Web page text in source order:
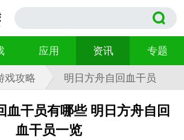
应用 资讯
专题
戏攻略
明日方舟自回血干员
有哪些
血干员有哪些 明日方舟自回
血干员一览